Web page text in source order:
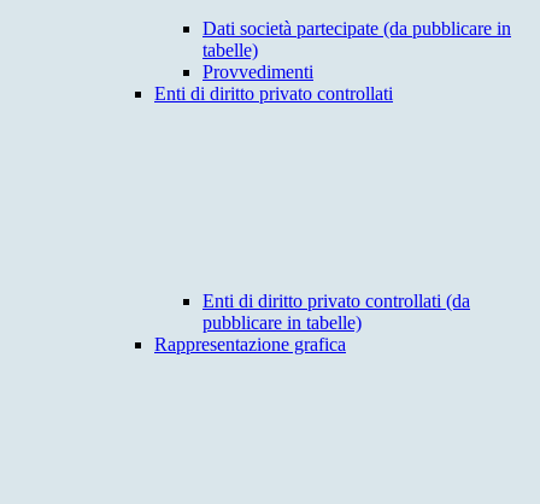
Dati società partecipate (da pubblicare in
tabelle)
Provvedimenti
Enti di diritto privato controllati
Enti di diritto privato controllati (da
pubblicare in tabelle)
Rappresentazione grafica